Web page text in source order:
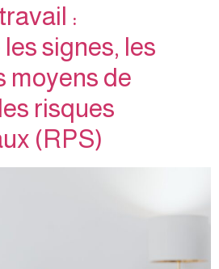
:
signes, les
moyens de
risques
(RPS)